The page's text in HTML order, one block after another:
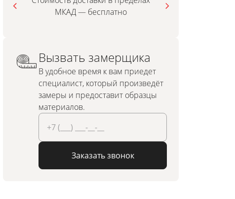
МКАД — бесплатно
Вызвать замерщика
В удобное время к вам приедет
специалист, который произведёт
замеры и предоставит образцы
материалов.
Заказать звонок